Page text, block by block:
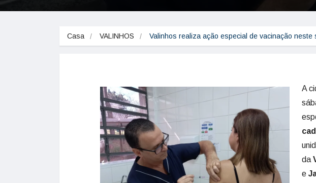
Casa VALINHOS Valinhos realiza ação especial de vacinação
A
da
e